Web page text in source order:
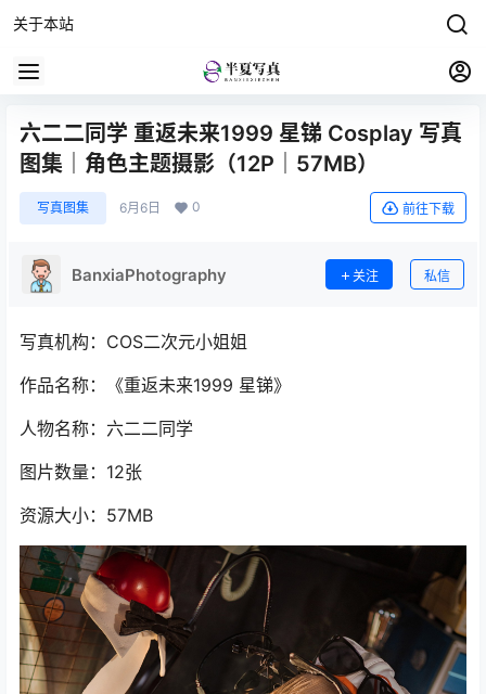
关于本站
六二二同学 重返未来1999 星锑 Cosplay 写真
图集｜角色主题摄影（12P｜57MB）
写真图集 6月6日 0 前往下载
BanxiaPhotography 关注 私信
写真机构：COS二次元小姐姐
作品名称：《重返未来1999 星锑》
人物名称：六二二同学
图片数量：12张
资源大小：57MB